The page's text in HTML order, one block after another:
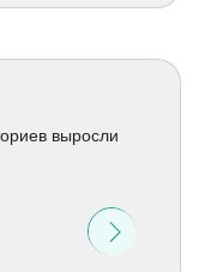
выросли